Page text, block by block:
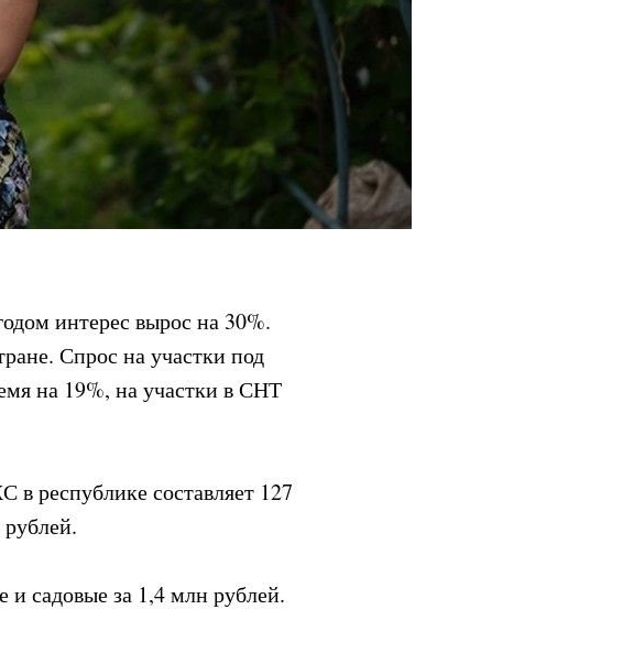
интерес вырос на 30%.
Спрос на участки под
на 19%, на участки в СНТ
республике составляет 127
садовые за 1,4 млн рублей.